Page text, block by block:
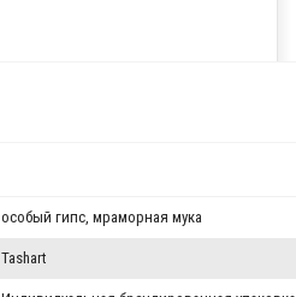
особый гипс, мраморная мука
Tashart